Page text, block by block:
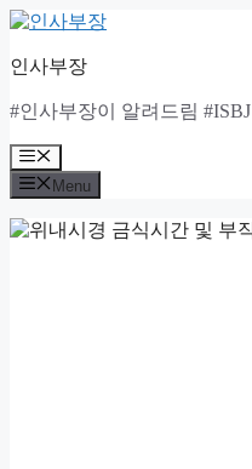
Skip
content
인사부장
#인사부장이 알려드림 #ISBJ
Menu
Menu